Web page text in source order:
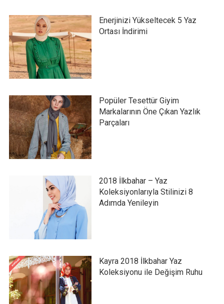
Enerjinizi Yükseltecek 5 Yaz
Ortası İndirimi
Popüler Tesettür Giyim
Markalarının Öne Çıkan Yazlık
Parçaları
2018 İlkbahar – Yaz
Koleksiyonlarıyla Stilinizi 8
Adımda Yenileyin
Kayra 2018 İlkbahar Yaz
Koleksiyonu ile Değişim Ruhu